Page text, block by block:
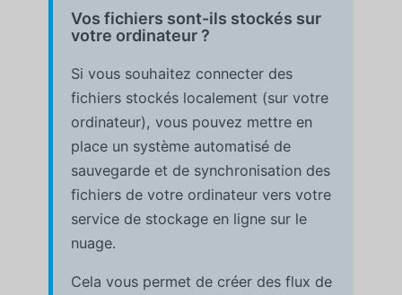
Vos fichiers sont-ils stockés sur
votre ordinateur ?
Si vous souhaitez connecter des
fichiers stockés localement (sur votre
ordinateur), vous pouvez mettre en
place un système automatisé de
sauvegarde et de synchronisation des
fichiers de votre ordinateur vers votre
service de stockage en ligne sur le
nuage.
Cela vous permet de créer des flux de